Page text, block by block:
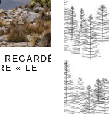
LA
« LE